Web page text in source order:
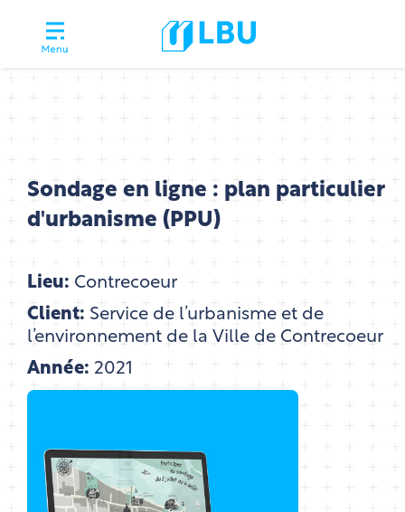
Sondage en ligne : plan particulier
d'urbanisme (PPU)
Lieu: Contrecoeur
Client: Service de l’urbanisme et de
l’environnement de la Ville de Contrecoeur
Année: 2021